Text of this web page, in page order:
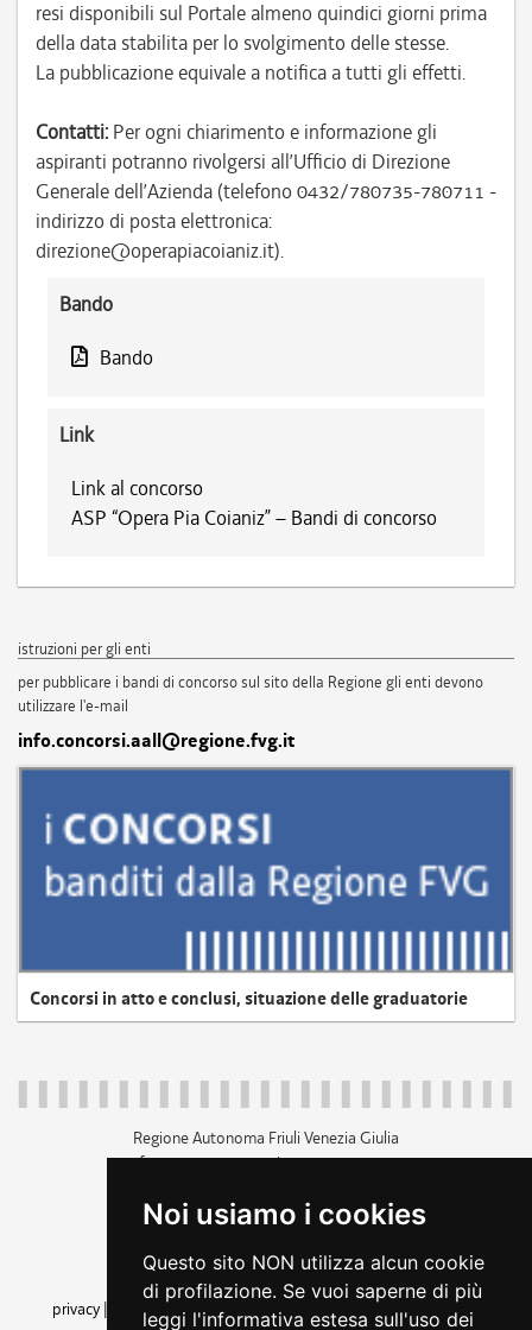
Noi usiamo i cookies
Questo sito NON utilizza alcun cookie
di profilazione. Se vuoi saperne di più
leggi l'informativa estesa sull'uso dei
resi disponibili sul Portale almeno quindici giorni prima
della data stabilita per lo svolgimento delle stesse.
La pubblicazione equivale a notifica a tutti gli effetti.
Contatti: Per ogni chiarimento e informazione gli
aspiranti potranno rivolgersi all’Ufficio di Direzione
Generale dell’Azienda (telefono 0432/780735-780711 -
indirizzo di posta elettronica:
direzione@operapiacoianiz.it).
Bando
Bando
Link
Link al concorso
ASP “Opera Pia Coianiz” – Bandi di concorso
istruzioni per gli enti
per pubblicare i bandi di concorso sul sito della Regione gli enti devono
utilizzare l'e-mail
info.concorsi.aall@regione.fvg.it
Concorsi in atto e conclusi, situazione delle graduatorie
Regione Autonoma Friuli Venezia Giulia
c.f. 80014930327; p.iva 00526040324
+39 040 3771111
amministrazione trasparente
privacy
cookie |note legali accessibilità
dichiarazione di